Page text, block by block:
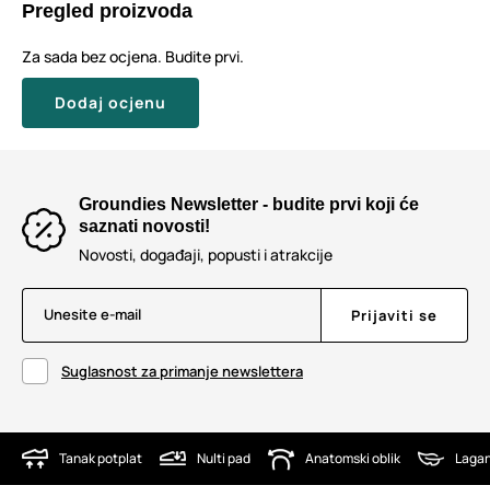
Pregled proizvoda
Za sada bez ocjena. Budite prvi.
Dodaj ocjenu
Groundies Newsletter - budite prvi koji će
saznati novosti!
Novosti, događaji, popusti i atrakcije
Unesite e-mail Prijaviti se
Suglasnost za primanje newslettera
Tanak potplat Nulti pad Anatomski oblik